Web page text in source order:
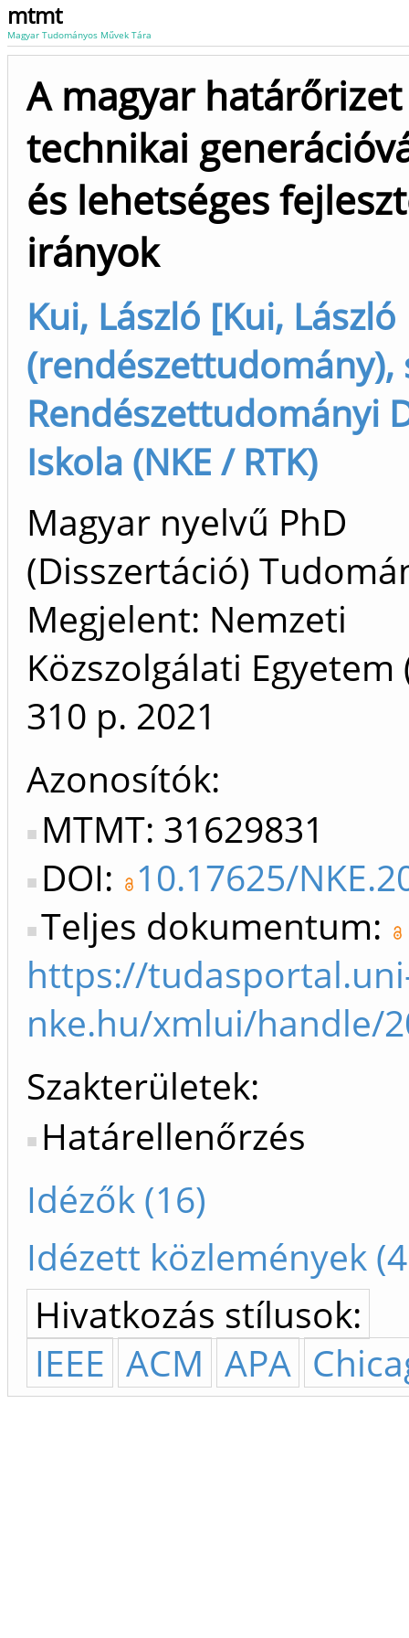
mtmt
Magyar Tudományos Művek Tára
A magyar határőrizet
technikai
és lehetséges
irányok
Kui, László [Kui, László
(rendészettudomány),
Rendészettudományi
Iskola (NKE / RTK)
Magyar nyelvű PhD
(Disszertáció)
Megjelent: Nemzeti
Közszolgálati Egyetem
310 p. 2021
Azonosítók
MTMT: 31629831
DOI: 10.17625/
Teljes dokumentum:
https://
nke.hu/xmlui/handle/
Szakterületek:
Határellenőrzés
Idézők (16)
Idézett közlemények
Hivatkozás stílusok:
IEEE ACM APA